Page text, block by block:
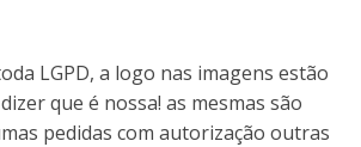
LGPD, a logo nas imagens estão
que é nossa! as mesmas são
pedidas com autorização outras